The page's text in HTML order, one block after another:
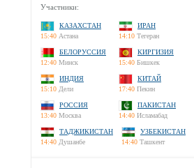
Участники:
КАЗАХСТАН
15:40 Астана
ИРАН
14:10 Тегеран
БЕЛОРУССИЯ
12:40 Минск
КИРГИЗИЯ
15:40 Бишкек
ИНДИЯ
15:10 Дели
КИТАЙ
17:40 Пекин
РОССИЯ
13:40 Москва
ПАКИСТАН
14:40 Исламабад
ТАДЖИКИСТАН
14:40 Душанбе
УЗБЕКИСТАН
14:40 Ташкент